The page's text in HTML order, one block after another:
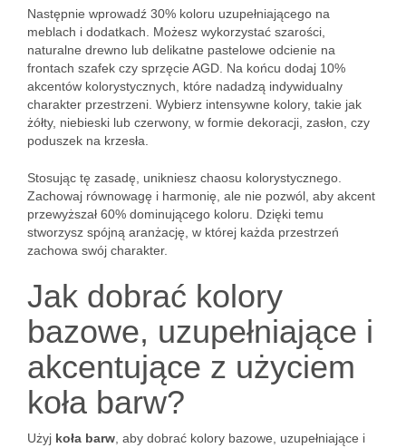
Następnie wprowadź 30% koloru uzupełniającego na
meblach i dodatkach. Możesz wykorzystać szarości,
naturalne drewno lub delikatne pastelowe odcienie na
frontach szafek czy sprzęcie AGD. Na końcu dodaj 10%
akcentów kolorystycznych, które nadadzą indywidualny
charakter przestrzeni. Wybierz intensywne kolory, takie jak
żółty, niebieski lub czerwony, w formie dekoracji, zasłon, czy
poduszek na krzesła.
Stosując tę zasadę, unikniesz chaosu kolorystycznego.
Zachowaj równowagę i harmonię, ale nie pozwól, aby akcent
przewyższał 60% dominującego koloru. Dzięki temu
stworzysz spójną aranżację, w której każda przestrzeń
zachowa swój charakter.
Jak dobrać kolory
bazowe, uzupełniające i
akcentujące z użyciem
koła barw?
Użyj koła barw , aby dobrać kolory bazowe, uzupełniające i